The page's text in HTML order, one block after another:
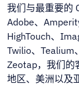
我们与最重要的
Adobe、
HighTouch、
Twilio、Tealium
Zeotap，我们的
地区、美洲以及